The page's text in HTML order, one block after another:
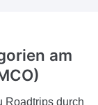
am
Roadtrips durch